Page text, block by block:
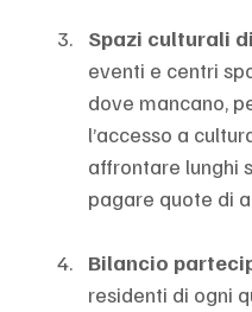
Spazi culturali
eventi e centri
dove mancano,
l’accesso a
affrontare lunghi
pagare quote di
Bilancio
residenti di ogni